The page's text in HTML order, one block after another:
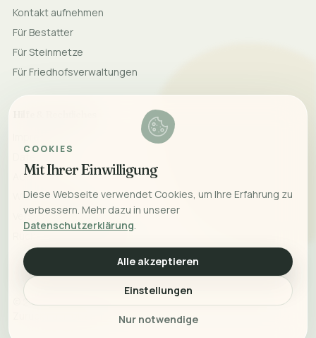
COOKIES
Mit Ihrer Einwilligung
Diese Webseite verwendet Cookies, um Ihre Erfahrung zu
verbessern. Mehr dazu in unserer
Datenschutzerklärung.
Alle akzeptieren
Einstellungen
Nur notwendige
Kontakt aufnehmen
Für Bestatter
Für Steinmetze
Für Friedhofsverwaltungen
Datenschutz
AGB
Widerrufsrecht
Versand & Lieferung
Rücksendung & Erstattung
2026Monumeo. Mit Liebe für bleibende Erinnerungen.